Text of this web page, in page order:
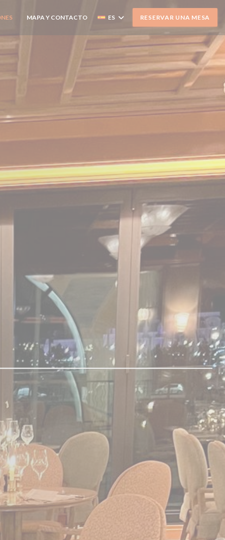
((ABRE EN UNA NUEVA VENTANA))
MAPA Y CONTACTO ES RESERVAR UNA MESA